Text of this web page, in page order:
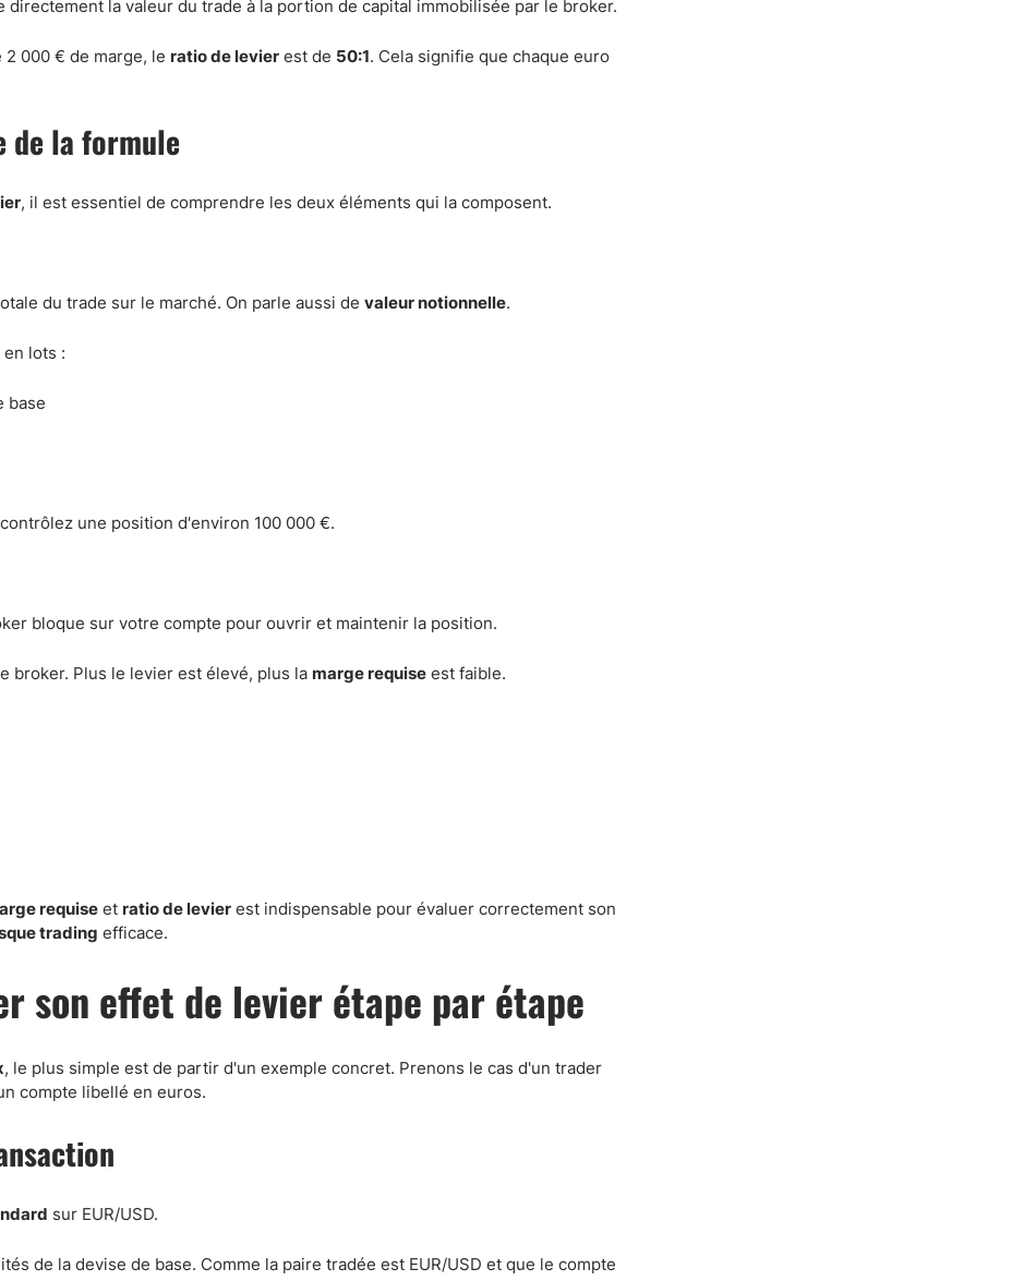
directement la valeur du trade à la portion de capital immobilisée par le broker.
000 € de marge, le ratio de levier est de 50:1. Cela signifie que chaque euro
de la formule
, il est essentiel de comprendre les deux éléments qui la composent.
du trade sur le marché. On parle aussi de valeur notionnelle.
lots :
base
une position d'environ 100 000 €.
bloque sur votre compte pour ouvrir et maintenir la position.
broker. Plus le levier est élevé, plus la marge requise est faible.
requise et ratio de levier est indispensable pour évaluer correctement son
trading efficace.
son effet de levier étape par étape
, le plus simple est de partir d'un exemple concret. Prenons le cas d'un trader
compte libellé en euros.
sur EUR/USD.
de la devise de base. Comme la paire tradée est EUR/USD et que le compte